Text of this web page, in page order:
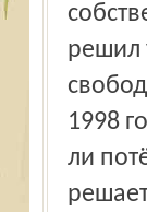
решил
1998
ли